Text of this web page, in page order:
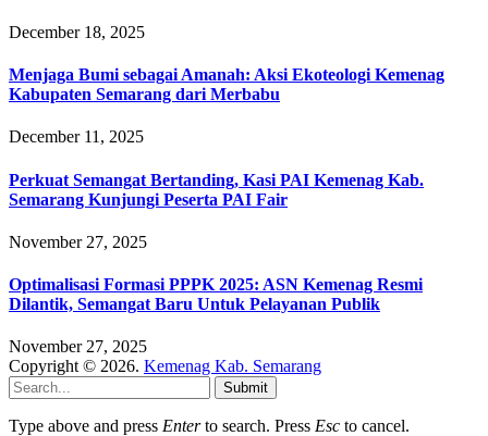
December 18, 2025
Menjaga Bumi sebagai Amanah: Aksi Ekoteologi Kemenag
Kabupaten Semarang dari Merbabu
December 11, 2025
Perkuat Semangat Bertanding, Kasi PAI Kemenag Kab.
Semarang Kunjungi Peserta PAI Fair
November 27, 2025
Optimalisasi Formasi PPPK 2025: ASN Kemenag Resmi
Dilantik, Semangat Baru Untuk Pelayanan Publik
November 27, 2025
Copyright © 2026. Kemenag Kab. Semarang
Submit
Type above and press Enterto search. Press Esc to cancel.